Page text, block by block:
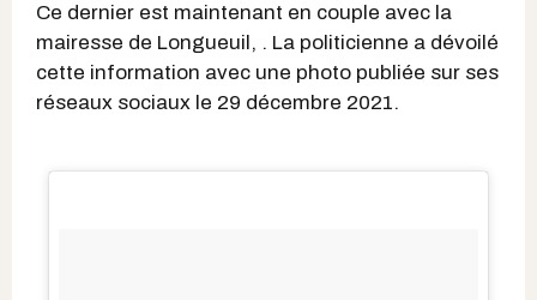
Ce dernier est maintenant en couple avec la
mairesse de Longueuil, . La politicienne a dévoilé
cette information avec une photo publiée sur ses
réseaux sociaux le 29 décembre 2021.